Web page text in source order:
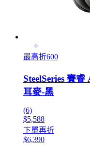
最高折600
SteelSeries 賽
耳麥-黑
(6)
$5,588
下單再折
$6,390